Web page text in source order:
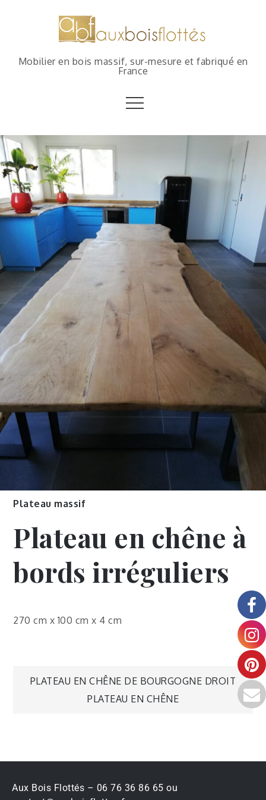
Mobilier en bois massif, sur-mesure et fabriqué en
France
Plateau massif
Plateau en chêne à
bords irréguliers
270 cm x 100 cm x 4 cm
PLATEAU EN CHÊNE DE BOURGOGNE DROIT
PLATEAU EN CHÊNE
Aux Bois Flottés – 06 76 36 86 65 ou